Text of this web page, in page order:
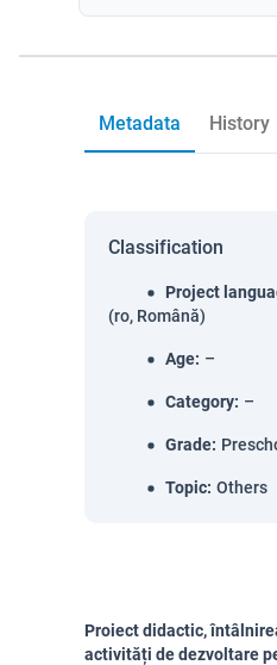
Metadata History
Classification
Project
(ro, Română)
Age: –
Category: –
Grade:
Topic: Others
Proiect didactic,
activități de dezvoltare